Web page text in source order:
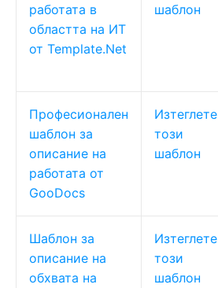
работата в
областта на ИТ
от Template.Net
шаблон
Професионален
шаблон за
описание на
работата от
GooDocs
Изтеглете
този
шаблон
Шаблон за
описание на
обхвата на
Изтеглете
този
шаблон